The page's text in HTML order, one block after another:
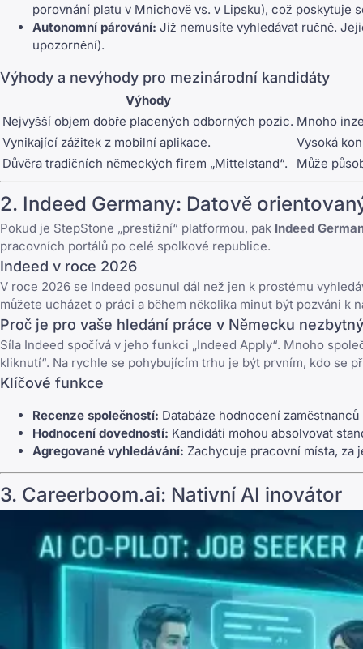
porovnání platu v Mnichově vs. v Lipsku), což poskytuje
Autonomní párování: Již nemusíte vyhledávat ručně.
upozornění).
Výhody a nevýhody pro mezinárodní kandidáty
Výhody
Nejvyšší objem dobře placených odborných pozic. Mnoho
Vynikající zážitek z mobilní aplikace.
Vysoká
Důvěra tradičních německých firem „Mittelstand“.
Může
2. Indeed Germany: Datově
Pokud je StepStone „prestižní“ platformou, pak Indeed
pracovních portálů po celé spolkové republice.
Indeed v roce 2026
V roce 2026 se Indeed posunul dál než jen k prostému
můžete ucházet o práci a během několika minut být pozváni
Proč je pro vaše hledání práce v Německu nezbytný
Síla Indeed spočívá v jeho funkci „Indeed Apply“. Mnoho
kliknutí“. Na rychle se pohybujícím trhu je být prvním, kdo se
Klíčové funkce
Recenze společností: Databáze hodnocení
Hodnocení dovedností: Kandidáti mohou absolvovat
Agregované vyhledávání: Zachycuje pracovní místa, za
3. Careerboom.ai: Nativní AI inovátor